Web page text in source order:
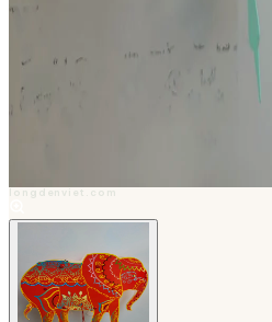
longdenviet.com